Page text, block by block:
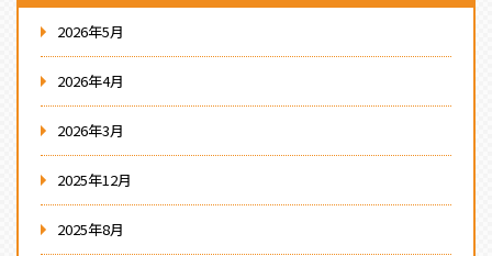
2026年5月
2026年4月
2026年3月
2025年12月
2025年8月